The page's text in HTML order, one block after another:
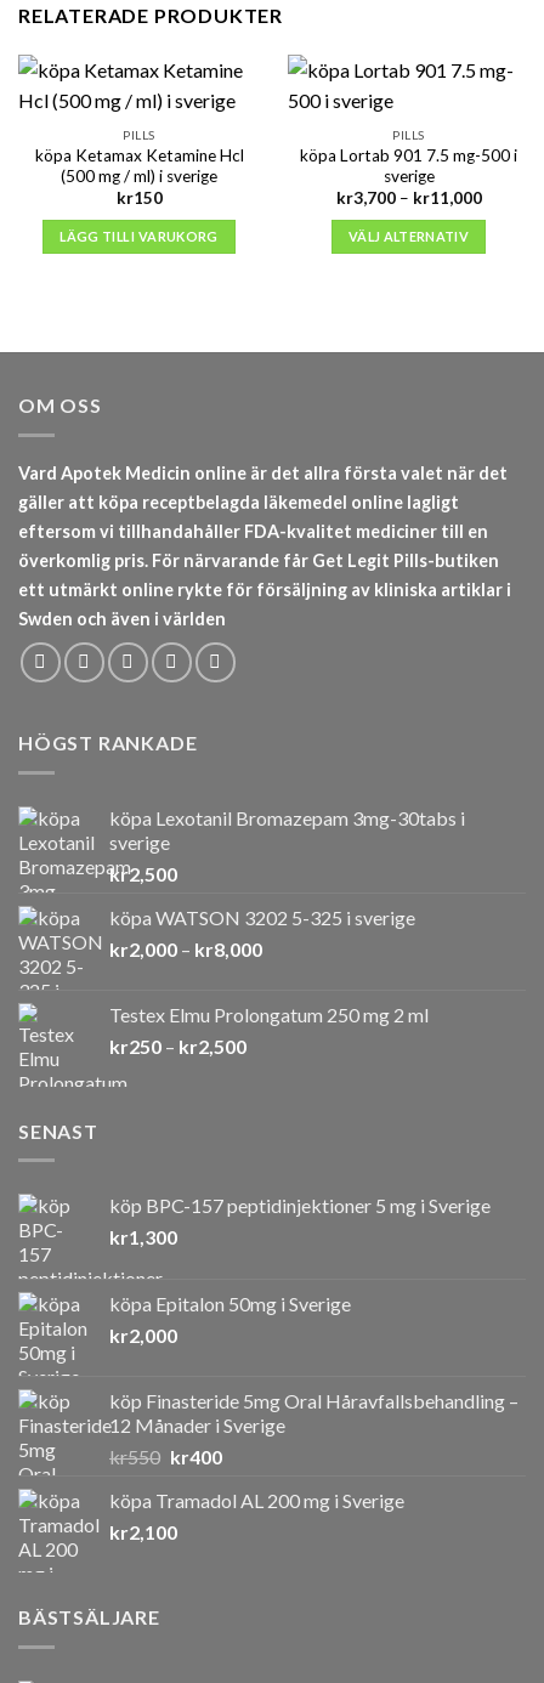
RELATERADE PRODUKTER
PILLS
köpa Ketamax Ketamine Hcl
(500 mg / ml) i sverige
kr150
LÄGG TILL I VARUKORG
PILLS
köpa Lortab 901 7.5 mg-500 i
sverige
kr3,700 – kr11,000
VÄLJ ALTERNATIV
OM OSS
Vard Apotek Medicin online är det allra första valet när det
gäller att köpa receptbelagda läkemedel online lagligt
eftersom vi tillhandahåller FDA-kvalitet mediciner till en
överkomlig pris. För närvarande får Get Legit Pills-butiken
ett utmärkt online rykte för försäljning av kliniska artiklar i
Swden och även i världen
HÖGST RANKADE
köpa Lexotanil Bromazepam 3mg-30tabs i
sverige
kr2,500
köpa WATSON 3202 5-325 i sverige
kr2,000 – kr8,000Prisintervall:
kr8,000
Testex Elmu Prolongatum 250 mg 2 ml
kr250 – kr2,500Prisintervall:
SENAST
köp BPC-157 peptidinjektioner 5 mg i Sverige
kr1,300
köpa Epitalon 50mg i Sverige
kr2,000
köp Finasteride 5mg Oral Håravfallsbehandling –
12 Månader i Sverige
kr550 Det
priset
var:
kr400Det
priset
köpa Tramadol AL 200 mg i Sverige
kr2,100
BÄSTSÄLJARE